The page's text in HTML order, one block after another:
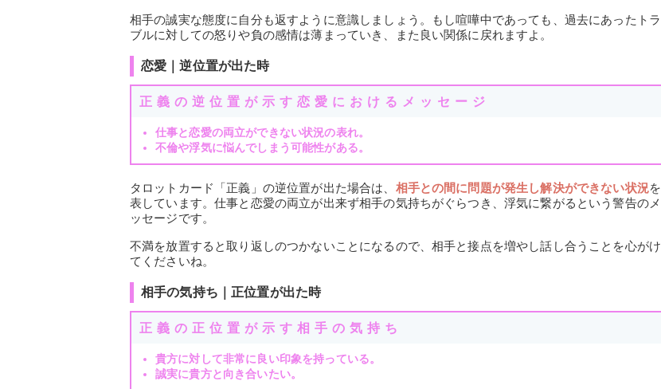
相手の誠実な態度に自分も返すように意識しましょう。もし喧嘩中であっても、過去にあったトラ
ブルに対しての怒りや負の感情は薄まっていき、また良い関係に戻れますよ。
恋愛｜逆位置が出た時
正義の逆位置が示す恋愛におけるメッセージ
仕事と恋愛の両立ができない状況の表れ。
不倫や浮気に悩んでしまう可能性がある。
タロットカード「正義」の逆位置が出た場合は、 相手との間に問題が発生し解決ができない状況を
表しています。仕事と恋愛の両立が出来ず相手の気持ちがぐらつき、浮気に繋がるという警告のメ
ッセージです。
不満を放置すると取り返しのつかないことになるので、相手と接点を増やし話し合うことを心がけ
てくださいね。
相手の気持ち｜正位置が出た時
正義の正位置が示す相手の気持ち
貴方に対して非常に良い印象を持っている。
誠実に貴方と向き合いたい。